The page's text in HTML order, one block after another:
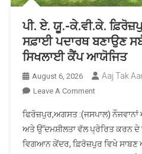
ਪੀ. ਏ. ਯੂ.-ਕੇ.ਵੀ.ਕੇ.
ਸਫ਼ਾਈ ਪਦਾਰਥ ਬਣਾਉਣ
ਸਿਖਲਾਈ ਕੈਂਪ ਆਯੋਜਿਤ
August 6, 2026 Aaj Tak
Leave A CommentOn
ਏ.
ਯੂ.-
ਕੇ.ਵੀ.ਕੇ.
ਫਿਰੋਜ਼ਪੁਰ,ਅਗਸਤ :(ਜਸਪਾਲ) ਨੌਜਵਾਨਾਂ
ਅਤੇ ਉੱਦਮਸ਼ੀਲਤਾ ਵੱਲ ਪ੍ਰੇਰਿਤ ਕਰਨ ਦੇ
ਵਿਗਆਨ ਕੇਂਦਰ, ਫ਼ਿਰੋਜ਼ਪੁਰ ਵਿਖੇ ਸਾਬਣ